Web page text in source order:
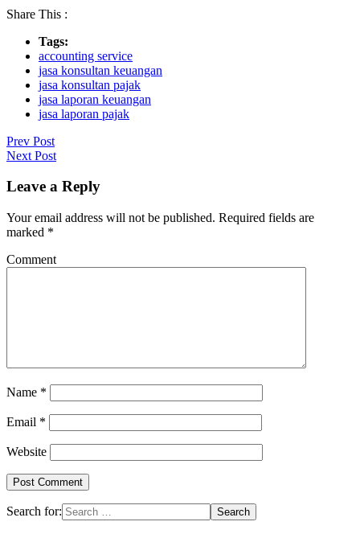
Share This :
Tags:
accounting service
jasa konsultan keuangan
jasa konsultan pajak
jasa laporan keuangan
jasa laporan pajak
Prev Post
Next Post
Leave a Reply
Your email address will not be published. Required fields are
marked *
Comment
Name *
Email *
Website
Search for: